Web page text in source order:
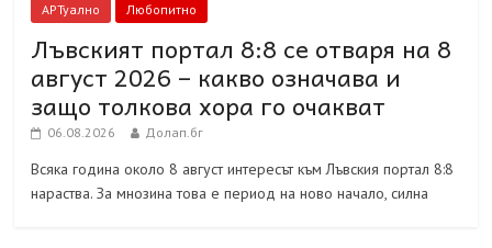
АРТуално Любопитно
Лъвският портал 8:8 се отваря на 8
август 2026 – какво означава и
защо толкова хора го очакват
06.08.2026 Долап.бг
Всяка година около 8 август интересът към Лъвския портал 8:8
нараства. За мнозина това е период на ново начало, силна